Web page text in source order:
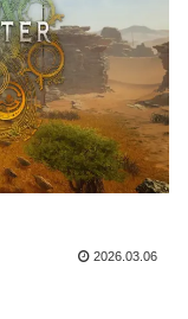
2026.03.06